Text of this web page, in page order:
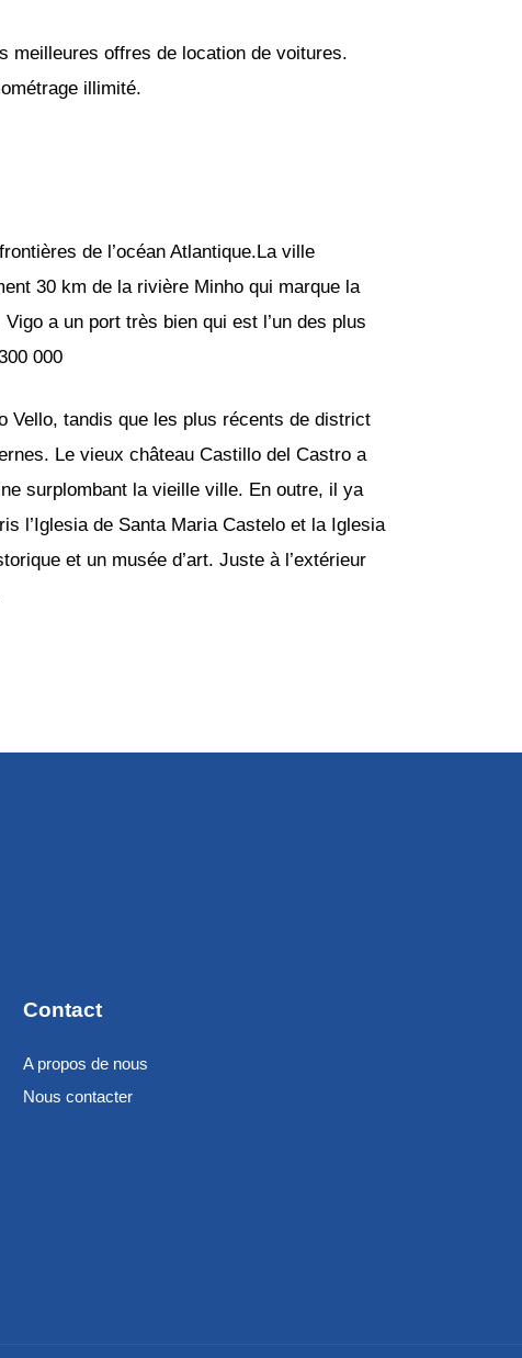
meilleures offres de location de voitures.
illimité.
de l’océan Atlantique.La ville
30 km de la rivière Minho qui marque la
a un port très bien qui est l’un des plus
000
Vello, tandis que les plus récents de district
Le vieux château Castillo del Castro a
surplombant la vieille ville. En outre, il ya
l’Iglesia de Santa Maria Castelo et la Iglesia
et un musée d’art. Juste à l’extérieur
Contact
A propos de nous
Nous contacter